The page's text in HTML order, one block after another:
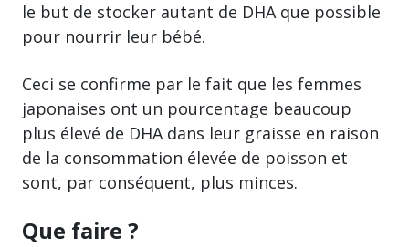
le but de stocker autant de DHA que possible
pour nourrir leur bébé.
Ceci se confirme par le fait que les femmes
japonaises ont un pourcentage beaucoup
plus élevé de DHA dans leur graisse en raison
de la consommation élevée de poisson et
sont, par conséquent, plus minces.
Que faire ?